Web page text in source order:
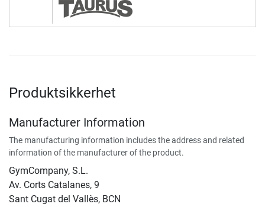
Produktsikkerhet
Manufacturer Information
The manufacturing information includes the address and related
information of the manufacturer of the product.
GymCompany, S.L.
Av. Corts Catalanes, 9
Sant Cugat del Vallès, BCN